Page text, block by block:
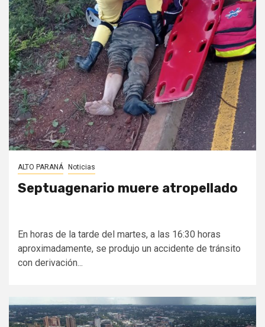
ALTO PARANÁ Noticias
Septuagenario muere atropellado
En horas de la tarde del martes, a las 16:30 horas
aproximadamente, se produjo un accidente de tránsito
con derivación...